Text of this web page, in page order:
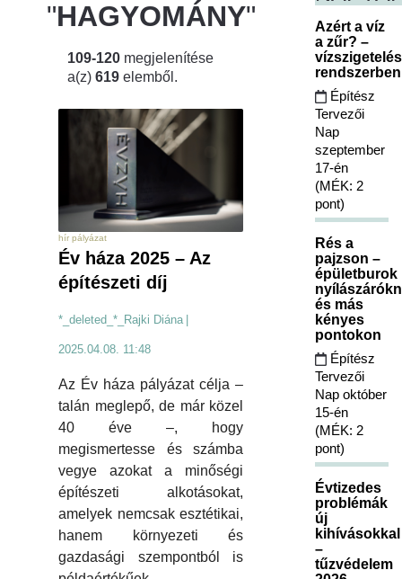
"HAGYOMÁNY"
109-120 megjelenítése
a(z) 619 elemből.
hír pályázat
Év háza 2025 – Az
építészeti díj
*_deleted_*_Rajki Diána
2025.04.08. 11:48
Az Év háza pályázat célja –
talán meglepő, de már közel
40 éve –, hogy
megismertesse és számba
vegye azokat a minőségi
építészeti alkotásokat,
amelyek nemcsak esztétikai,
hanem környezeti és
gazdasági szempontból is
Azért a víz
a zűr? –
Építész
Tervezői
Nap
szeptember
17-én
(MÉK: 2
pont)
Rés a
pajzson –
épületburok
és más
kényes
pontokon
Építész
Tervezői
Nap október
15-én
(MÉK: 2
pont)
Évtizedes
problémák
új
kihívásokkal
–
tűzvédelem